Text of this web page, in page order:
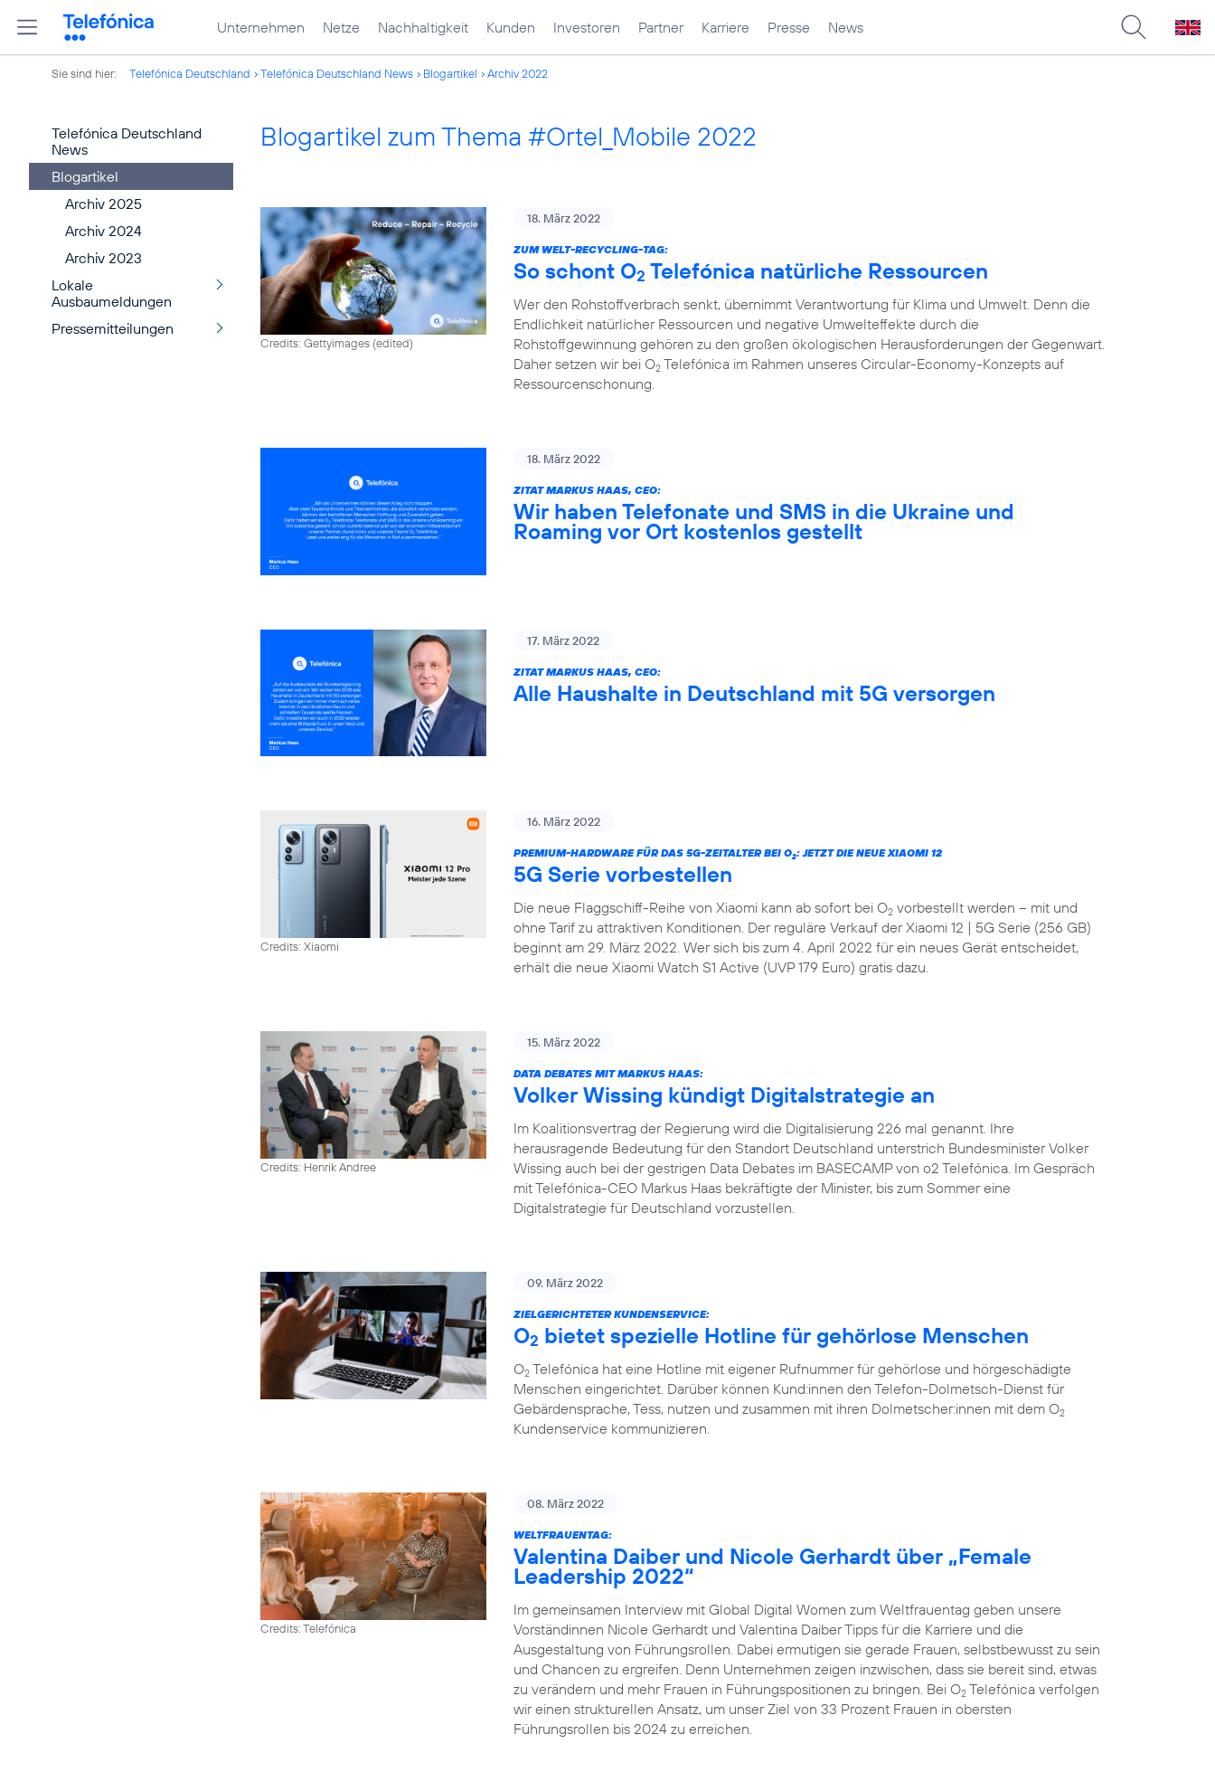
Unternehmen Netze Nachhaltigkeit Kunden Investoren Partner Karriere Presse News
Sie sind hier: Telefónica Deutschland Telefónica Deutschland News Blogartikel Archiv 2022
Telefónica Deutschland
News
Blogartikel
Archiv 2025
Archiv 2024
Archiv 2023
Lokale
Ausbaumeldungen
Pressemitteilungen
Blogartikel zum Thema #Ortel_Mobile 2022
Credits: Gettyimages (edited)
18. März 2022
ZUM WELT-RECYCLING-TAG:
So schont O2 Telefónica natürliche Ressourcen
Wer den Rohstoffverbrach senkt, übernimmt Verantwortung für Klima und Umwelt. Denn die
Endlichkeit natürlicher Ressourcen und negative Umwelteffekte durch die
Rohstoffgewinnung gehören zu den großen ökologischen Herausforderungen der Gegenwart.
Daher setzen wir bei O2 Telefónica im Rahmen unseres Circular-Economy-Konzepts auf
Ressourcenschonung.
18. März 2022
ZITAT MARKUS HAAS, CEO:
Wir haben Telefonate und SMS in die Ukraine und
Roaming vor Ort kostenlos gestellt
17. März 2022
ZITAT MARKUS HAAS, CEO:
Alle Haushalte in Deutschland mit 5G versorgen
Credits: Xiaomi
16. März 2022
PREMIUM-HARDWARE FÜR DAS 5G-ZEITALTER BEI O2: JETZT DIE NEUE XIAOMI 12
5G Serie vorbestellen
Die neue Flaggschiff-Reihe von Xiaomi kann ab sofort bei O2 vorbestellt werden – mit und
ohne Tarif zu attraktiven Konditionen. Der reguläre Verkauf der Xiaomi 12 | 5G Serie (256 GB)
beginnt am 29. März 2022. Wer sich bis zum 4. April 2022 für ein neues Gerät entscheidet,
erhält die neue Xiaomi Watch S1 Active (UVP 179 Euro) gratis dazu.
Credits: Henrik Andree
15. März 2022
DATA DEBATES MIT MARKUS HAAS:
Volker Wissing kündigt Digitalstrategie an
Im Koalitionsvertrag der Regierung wird die Digitalisierung 226 mal genannt. Ihre
herausragende Bedeutung für den Standort Deutschland unterstrich Bundesminister Volker
Wissing auch bei der gestrigen Data Debates im BASECAMP von o2 Telefónica. Im Gespräch
mit Telefónica-CEO Markus Haas bekräftigte der Minister, bis zum Sommer eine
Digitalstrategie für Deutschland vorzustellen.
09. März 2022
ZIELGERICHTETER KUNDENSERVICE:
O2 bietet spezielle Hotline für gehörlose Menschen
O2 Telefónica hat eine Hotline mit eigener Rufnummer für gehörlose und hörgeschädigte
Menschen eingerichtet. Darüber können Kund:innen den Telefon-Dolmetsch-Dienst für
Gebärdensprache, Tess, nutzen und zusammen mit ihren Dolmetscher:innen mit dem O2
Kundenservice kommunizieren.
Credits: Telefónica
08. März 2022
WELTFRAUENTAG:
Valentina Daiber und Nicole Gerhardt über „Female
Leadership 2022“
Im gemeinsamen Interview mit Global Digital Women zum Weltfrauentag geben unsere
Vorständinnen Nicole Gerhardt und Valentina Daiber Tipps für die Karriere und die
Ausgestaltung von Führungsrollen. Dabei ermutigen sie gerade Frauen, selbstbewusst zu sein
und Chancen zu ergreifen. Denn Unternehmen zeigen inzwischen, dass sie bereit sind, etwas
zu verändern und mehr Frauen in Führungspositionen zu bringen. Bei O2 Telefónica verfolgen
wir einen strukturellen Ansatz, um unser Ziel von 33 Prozent Frauen in obersten
Führungsrollen bis 2024 zu erreichen.